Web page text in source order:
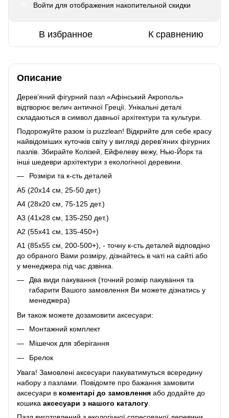
Войти для отображения накопительной скидки
В избранное К сравнению
Описание
Дерев’яний фігурний пазл «Афінський Акрополь»
відтворює велич античної Греції. Унікальні деталі
складаються в символ давньої архітектури та культури.
Подорожуйте разом із puzzlean! Відкрийте для себе красу
найвідоміших куточків світу у вигляді дерев’яних фігурних
пазлів. Збирайте Колізей, Ейфелеву вежу, Нью-Йорк та
інші шедеври архітектури з екологічної деревини.
Розміри та к-сть деталей
A5 (20х14 см, 25-50 дет.)
A4 (28x20 см, 75-125 дет.)
A3 (41х28 см, 135-250 дет.)
A2 (55х41 см, 135-450+)
A1 (85х55 см, 200-500+), - точну к-сть деталей відповдіно
до обраного Вами розміру, дізнайтесь в чаті на сайті або
у менеджера під час дзвінка.
Два види пакування (точний розмір пакування та
габарити Вашого замовлення Ви можете дізнатись у
менеджера)
Ви також можете дозамовити аксесуари:
Монтажний комплект
Мішечок для зберігання
Брелок
Увага! Замовлені аксесуари пакуватимуться всередину
набору з пазлами. Повідомте про бажання замовити
аксесуари в коментарі до замовлення або додайте до
кошика аксесуари з нашого каталогу